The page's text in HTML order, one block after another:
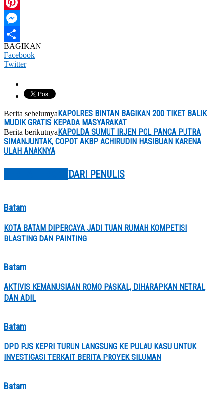
Pinterest
Messenger
Share
BAGIKAN
Facebook
Twitter
Berita sebelumyaKAPOLRES BINTAN BAGIKAN 200 TIKET BALIK
MUDIK GRATIS KEPADA MASYARAKAT
Berita berikutnyaKAPOLDA SUMUT IRJEN POL PANCA PUTRA
SIMANJUNTAK, COPOT AKBP ACHIRUDIN HASIBUAN KARENA
ULAH ANAKNYA
DARI PENULIS
Batam
KOTA BATAM DIPERCAYA JADI TUAN RUMAH KOMPETISI
BLASTING DAN PAINTING
Batam
AKTIVIS KEMANUSIAAN ROMO PASKAL, DIHARAPKAN NETRAL
DAN ADIL
Batam
DPD PJS KEPRI TURUN LANGSUNG KE PULAU KASU UNTUK
INVESTIGASI TERKAIT BERITA PROYEK SILUMAN
Batam